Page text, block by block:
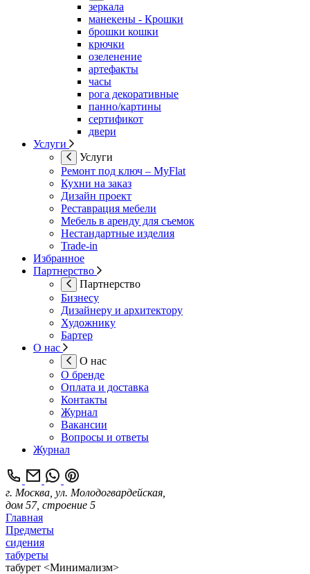
зеркала
манекены - Крошки
брошки кошки
крючки
озеленение
артефакты
часы
рога декоративные
панно/картины
сертификот
двери
Услуги
Услуги
Ремонт под ключ – MyFlat
Кухни на заказ
Дизайн проект
Реставрация мебели
Мебель в аренду для съемок
Нестандартные изделия
Trade-in
Избранное
Партнерство
Партнерство
Бизнесу
Дизайнеру и архитектору
Художнику
Бартер
О нас
О нас
О бренде
Оплата и доставка
Контакты
Журнал
Вакансии
Вопросы и ответы
Журнал
г. Москва, ул. Молодогвардейская,
дом 57, строение 5
Главная
Предметы
сидения
табуреты
табурет <Минимализм>